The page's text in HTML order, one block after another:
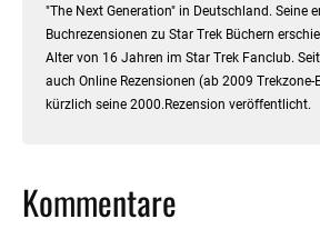
"The Next Generation" in Deutschland. Seine
Buchrezensionen zu Star Trek Büchern
Alter von 16 Jahren im Star Trek Fanclub.
auch Online Rezensionen (ab 2009
kürzlich seine 2000.Rezension veröffentlicht.
Kommentare